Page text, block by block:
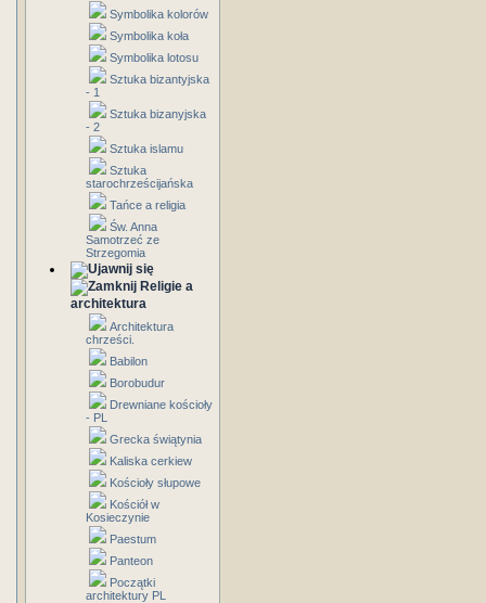
Symbolika kolorów
Symbolika koła
Symbolika lotosu
Sztuka bizantyjska
- 1
Sztuka bizanyjska
- 2
Sztuka islamu
Sztuka
starochrześcijańska
Tańce a religia
Św. Anna
Samotrzeć ze
Strzegomia
Religie a
architektura
Architektura
chrześci.
Babilon
Borobudur
Drewniane kościoły
- PL
Grecka świątynia
Kaliska cerkiew
Kościoły słupowe
Kościół w
Kosieczynie
Paestum
Panteon
Początki
architektury PL